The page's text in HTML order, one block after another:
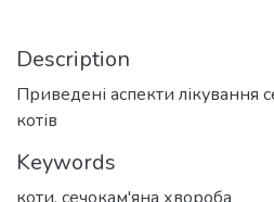
Description
Приведені аспекти лікування
котів
Keywords